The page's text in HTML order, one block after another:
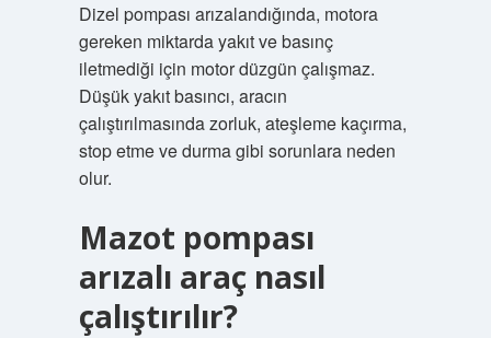
Dizel pompası arızalandığında, motora
gereken miktarda yakıt ve basınç
iletmediği için motor düzgün çalışmaz.
Düşük yakıt basıncı, aracın
çalıştırılmasında zorluk, ateşleme kaçırma,
stop etme ve durma gibi sorunlara neden
olur.
Mazot pompası
arızalı araç nasıl
çalıştırılır?